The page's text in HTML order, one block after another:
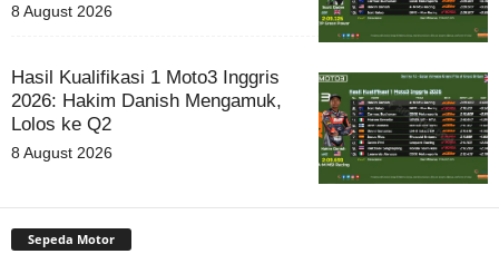
8 August 2026
Hasil Kualifikasi 1 Moto3 Inggris
2026: Hakim Danish Mengamuk,
Lolos ke Q2
8 August 2026
Sepeda Motor